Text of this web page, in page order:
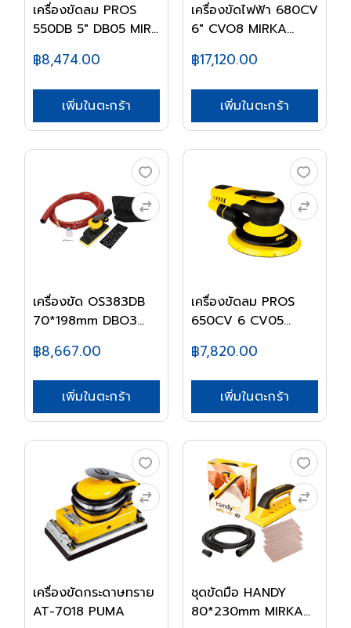
เครื่องขัดลม PROS
550DB 5" DB05 MIR...
฿8,474.00
เพิ่มในตะกร้า
เครื่องขัดไฟฟ้า 680CV
6" CVO8 MIRKA...
฿17,120.00
เพิ่มในตะกร้า
เครื่องขัด OS383DB
70*198mm DBO3
฿8,667.00
เพิ่มในตะกร้า
เครื่องขัดลม PROS
650CV 6 CV05
฿7,820.00
เพิ่มในตะกร้า
เครื่องขัดกระดาษทราย
AT-7018 PUMA
ชุดขัดมือ HANDY
80*230mm MIRKA